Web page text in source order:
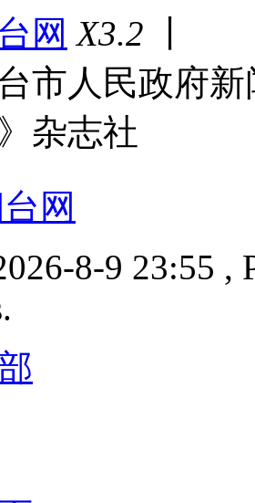
网 X3.2
市人民政府
杂志社
网
8-9 23:55 ,